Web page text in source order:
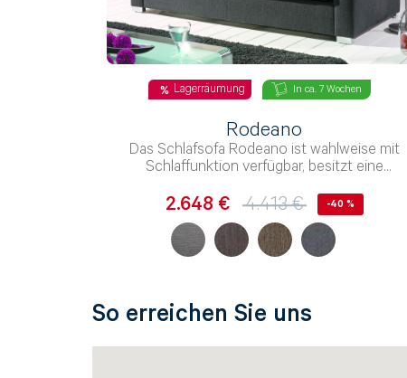
Beratung per E-Mail
Uns erreichen gerade sehr viele Anfragen
Lagerräumung In ca. 7 Wochen
Rodeano
Das Schlafsofa Rodeano ist wahlweise mit
Schlaffunktion verfügbar, besitzt eine
2.648 € 4.413 € -40 %
So erreichen Sie uns